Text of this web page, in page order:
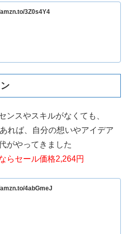
3Z0s4Y4
ンスやスキルがなくても、
れば、自分の想いやアイデア
がやってきました
らセール価格2,264円
4abGmeJ